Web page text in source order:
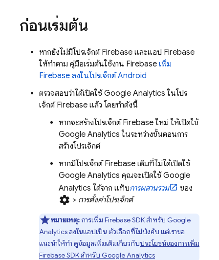
ก่อนเริ่มต้น
หากยังไม่มีโปรเจ็กต์ Firebase และแอป Firebase
ให้ทำตาม คู่มือเริ่มต้นใช้งาน Firebase เพิ่ม
Firebase ลงในโปรเจ็กต์ Android
ตรวจสอบว่าได้เปิดใช้ Google Analytics ในโปร
เจ็กต์ Firebase แล้ว โดยทำดังนี้
หากจะสร้างโปรเจ็กต์ Firebase ใหม่ ให้เปิดใช้
Google Analytics ในระหว่างขั้นตอนการ
สร้างโปรเจ็กต์
หากมีโปรเจ็กต์ Firebase เดิมที่ไม่ได้เปิดใช้
Google Analytics คุณจะเปิดใช้ Google
Analytics ได้จาก แท็บการผสานรวม ของ
settings > การตั้งค่าโปรเจ็กต์
หมายเหตุ: การเพิ่ม Firebase SDK สําหรับ Google
Analyticsลงในแอปเป็น ตัวเลือกที่ไม่บังคับ แต่เราขอ
แนะนำให้ทำ ดูข้อมูลเพิ่มเติมเกี่ยวกับประโยชน์ของการเพิ่ม
Firebase SDK สำหรับ Google Analytics